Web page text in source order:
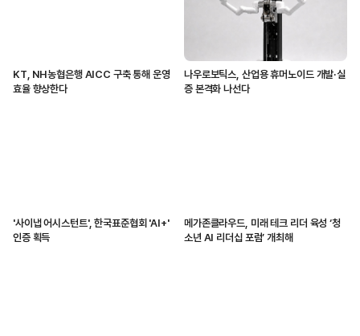
KT, NH농협은행 AICC 구축 통해 운영
효율 향상한다
나우로보틱스, 산업용 휴머노이드 개발·실
증 본격화 나선다
'사이냅 어시스턴트', 한국표준협회 'AI+'
인증 획득
메가존클라우드, 미래 테크 리더 육성 ‘청
소년 AI 리더십 포럼’ 개최해